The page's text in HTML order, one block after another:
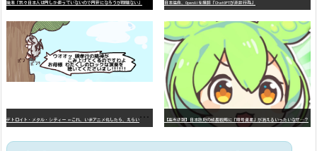
識者「我々日本人は円しか使っていないので円安になろうが問題ない」 日本生命、OpenAIを提訴「ChatGPTが非弁行為」
デ
トロイト・メタル・シティー ⇐これ、いまアニメ化したら、えらいことになってたよな？ 【高市悲報】日本政府の成長戦略に「暗号資産」が消えるいったいなぜ…？